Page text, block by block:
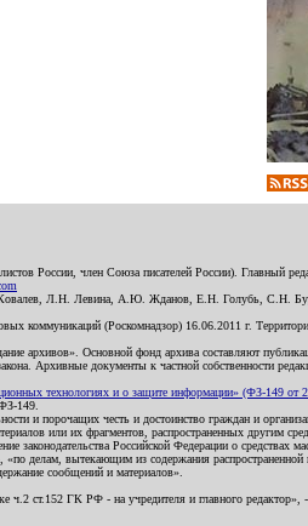
России, член Союза писателей России). Главный
Ковалев, Л.Н. Левина, А.Ю. Жданов, Е.Н. Голубь, С.Н.
коммуникаций (Роскомнадзор) 16.06.2011 г.
архивов». Основной фонд архива составляют
Архивные документы к частной собственности
технологиях и о защите информации» (ФЗ-149 от
149.
и порочащих честь и достоинство граждан и
или их фрагментов, распространенных другим
законодательства Российской Федерации о средствах
делам, вытекающим из содержания распространенной
сообщений и материалов».
ст.152 ГК РФ - на учредителя и главного редактор», -